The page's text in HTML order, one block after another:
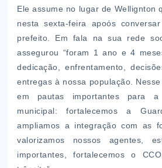
Ele assume no lugar de Wellignton
nesta sexta-feira apoós
prefeito. Em fala na sua rede
assegurou “foram 1 ano e 4
dedicação, enfrentamento,
entregas à nossa população.
em pautas importantes para a
municipal: fortalecemos a
ampliamos a integração com as
valorizamos nossos agentes,
importantes, fortalecemos o